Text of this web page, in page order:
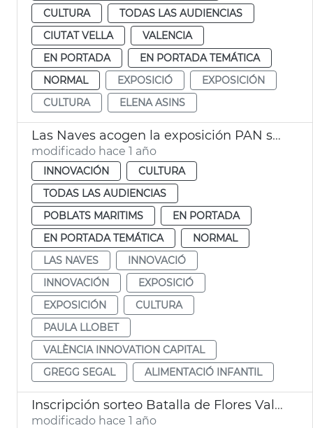
CULTURA
TODAS LAS AUDIENCIAS
CIUTAT VELLA
VALENCIA
EN PORTADA
EN PORTADA TEMÁTICA
NORMAL
EXPOSICIÓ
EXPOSICIÓN
CULTURA
ELENA ASINS
Las Naves acogen la exposición PAN sobre alimentación infantil
modificado hace 1 año
INNOVACIÓN
CULTURA
TODAS LAS AUDIENCIAS
POBLATS MARITIMS
EN PORTADA
EN PORTADA TEMÁTICA
NORMAL
LAS NAVES
INNOVACIÓ
INNOVACIÓN
EXPOSICIÓ
EXPOSICIÓN
CULTURA
PAULA LLOBET
VALÈNCIA INNOVATION CAPITAL
GREGG SEGAL
ALIMENTACIÓ INFANTIL
Inscripción sorteo Batalla de Flores València
modificado hace 1 año